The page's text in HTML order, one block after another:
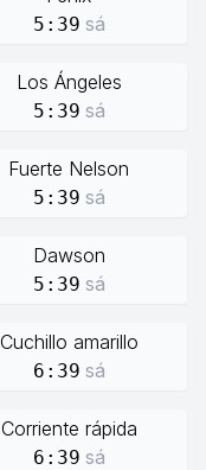
5:39 sá
Los Ángeles
5:39 sá
Fuerte Nelson
5:39 sá
Dawson
5:39 sá
Cuchillo amarillo
6:39 sá
Corriente rápida
6:39 sá